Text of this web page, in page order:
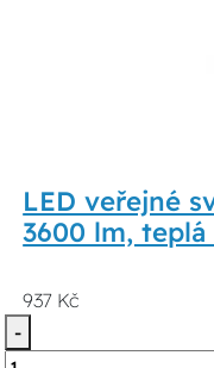
LED veřejné
3600 lm,
937 Kč
-